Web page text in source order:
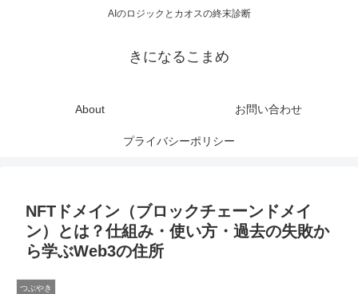
AIのロジックとカオスの終末診断
きになるこまめ
About お問い合わせ
プライバシーポリシー
NFTドメイン（ブロックチェーンドメイ
ン）とは？仕組み・使い方・過去の失敗か
ら学ぶWeb3の住所
つぶやき